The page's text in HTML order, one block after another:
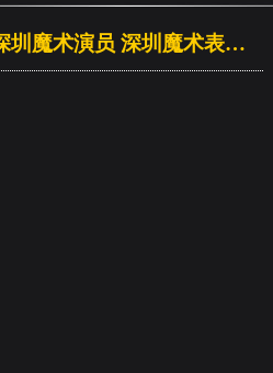
魔术分身 深圳魔术师 深圳魔术演员 深圳魔术表演 魔术公司